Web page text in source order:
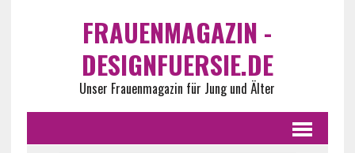
FRAUENMAGAZIN -
DESIGNFUERSIE.DE
Unser Frauenmagazin für Jung und Älter